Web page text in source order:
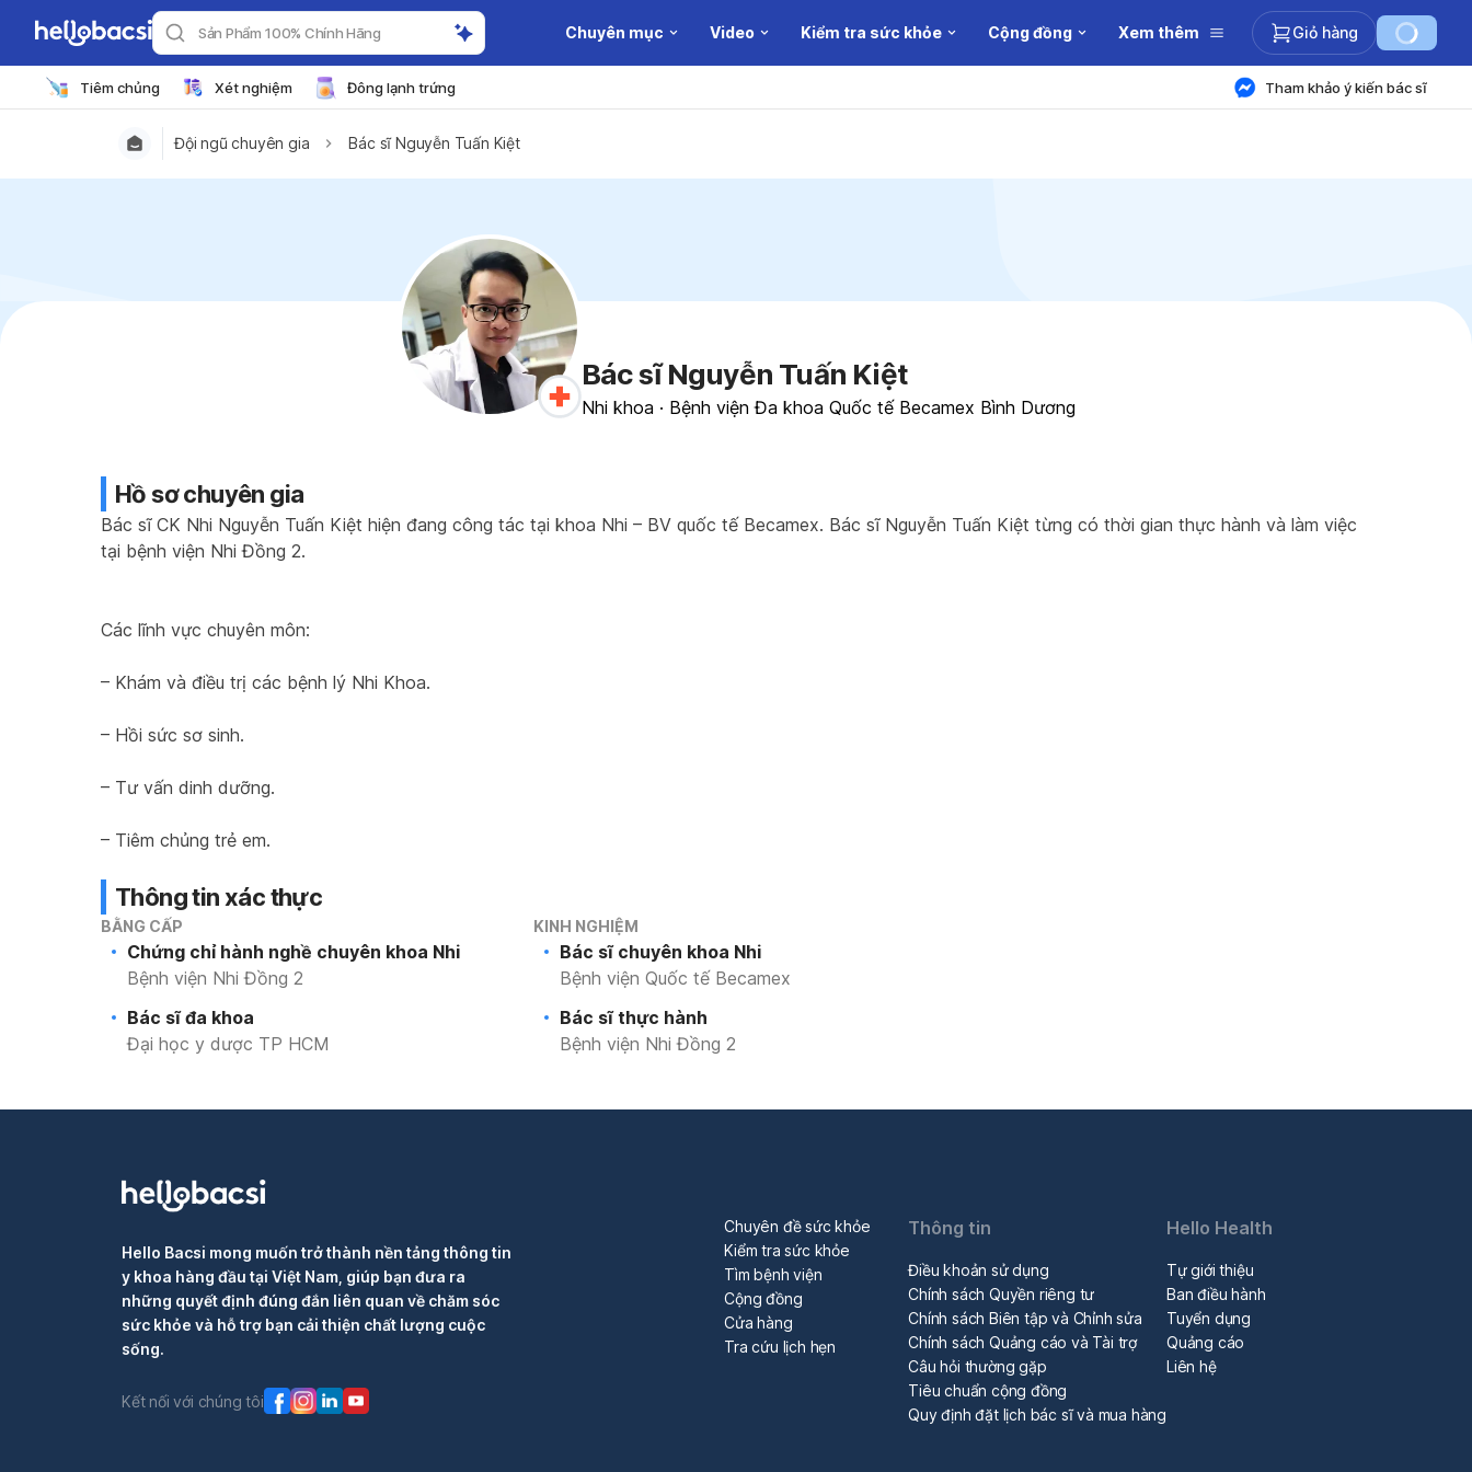
Sản Phẩm 100% Chính Hãng Chuyên mục Video Kiểm tra sức khỏe Cộng đồng Xem thêm Giỏ hàng
Tiêm chủng Xét nghiệm Đông lạnh trứng Tham khảo ý kiến bác sĩ
Đội ngũ chuyên gia Bác sĩ Nguyễn Tuấn Kiệt
Bác sĩ Nguyễn Tuấn Kiệt
Nhi khoa · Bệnh viện Đa khoa Quốc tế Becamex Bình Dương
Hồ sơ chuyên gia
Bác sĩ CK Nhi Nguyễn Tuấn Kiệt hiện đang công tác tại khoa Nhi – BV quốc tế Becamex. Bác sĩ Nguyễn Tuấn Kiệt từng có thời gian thực hành và làm việc
tại bệnh viện Nhi Đồng 2.
Các lĩnh vực chuyên môn:
– Khám và điều trị các bệnh lý Nhi Khoa.
– Hồi sức sơ sinh.
– Tư vấn dinh dưỡng.
– Tiêm chủng trẻ em.
Thông tin xác thực
BẰNG CẤP
Chứng chỉ hành nghề chuyên khoa Nhi
Bệnh viện Nhi Đồng 2
Bác sĩ đa khoa
Đại học y dược TP HCM
KINH NGHIỆM
Bác sĩ chuyên khoa Nhi
Bệnh viện Quốc tế Becamex
Bác sĩ thực hành
Bệnh viện Nhi Đồng 2
Hello Bacsi mong muốn trở thành nền tảng thông tin
y khoa hàng đầu tại Việt Nam, giúp bạn đưa ra
những quyết định đúng đắn liên quan về chăm sóc
sức khỏe và hỗ trợ bạn cải thiện chất lượng cuộc
sống.
Kết nối với chúng tôi
Chuyên đề sức khỏe
Kiểm tra sức khỏe
Tìm bệnh viện
Cộng đồng
Cửa hàng
Tra cứu lịch hẹn
Thông tin
Điều khoản sử dụng
Chính sách Quyền riêng tư
Chính sách Biên tập và Chỉnh sửa
Chính sách Quảng cáo và Tài trợ
Câu hỏi thường gặp
Tiêu chuẩn cộng đồng
Quy định đặt lịch bác sĩ và mua hàng
Hello Health
Tự giới thiệu
Ban điều hành
Tuyển dụng
Quảng cáo
Liên hệ